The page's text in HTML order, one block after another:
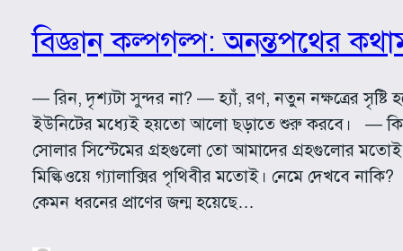
বিজ্ঞান কল্পগল্প: অনন্তপথের
— রিন, দৃশ্যটা সুন্দর না? — হ্যাঁ, রণ, নতুন নক্ষত্রের সৃষ্টি
ইউনিটের মধ্যেই হয়তো আলো ছড়াতে শুরু করবে। — কি
সোলার সিস্টেমের গ্রহগুলো তো আমাদের গ্রহগুলোর
মিল্কিওয়ে গ্যালাক্সির পৃথিবীর মতোই। নেমে দেখবে
কেমন ধরনের প্রাণের জন্ম হয়েছে…